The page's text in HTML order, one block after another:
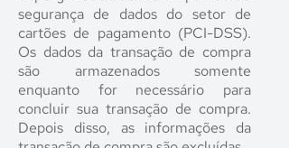
segurança de dados do setor de
cartões de pagamento (PCI-DSS).
Os dados da transação de compra
são armazenados somente
enquanto for necessário para
concluir sua transação de compra.
Depois disso, as informações da